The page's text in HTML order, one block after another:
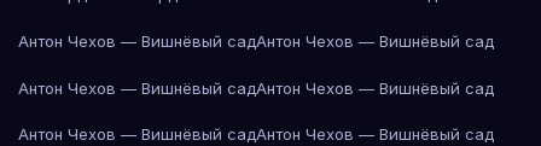
Антон Чехов — Вишнёвый садАнтон Чехов — Вишнёвый сад
Антон Чехов — Вишнёвый садАнтон Чехов — Вишнёвый сад
Антон Чехов — Вишнёвый садАнтон Чехов — Вишнёвый сад